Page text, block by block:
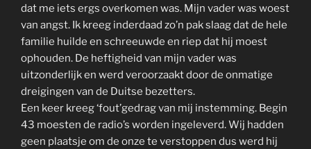
dat me iets ergs overkomen was. Mijn vader was woest
van angst. Ik kreeg inderdaad zo’n pak slaag dat de hele
familie huilde en schreeuwde en riep dat hij moest
ophouden. De heftigheid van mijn vader was
uitzonderlijk en werd veroorzaakt door de onmatige
dreigingen van de Duitse bezetters.
Een keer kreeg ‘fout’gedrag van mij instemming. Begin
43 moesten de radio’s worden ingeleverd. Wij hadden
geen plaatsje om de onze te verstoppen dus werd hij